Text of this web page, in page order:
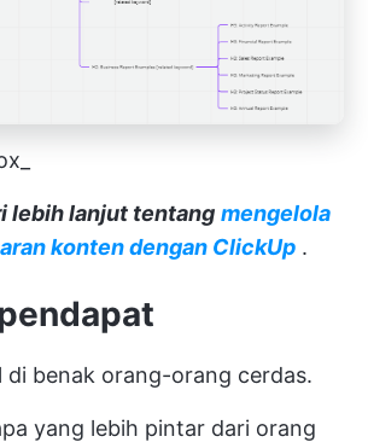
lebih lanjut tentang mengelola
konten dengan ClickUp .
di benak orang-orang cerdas.
yang lebih pintar dari orang